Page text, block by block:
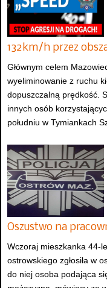
132km/h przez
Głównym celem
wyeliminowanie z ruchu
dopuszczalną prędkość.
innych osób
południu w Tymiankach
Oszustwo na
Wczoraj mieszkanka 44-
ostrowskiego zgłosiła w
do niej osoba podająca